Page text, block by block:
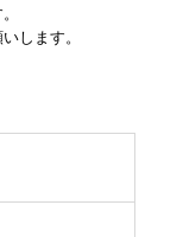
します。